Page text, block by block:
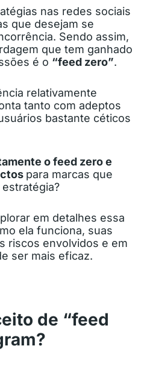
nas redes sociais
que desejam se
Sendo assim,
que tem ganhado
é o “feed zero”.
relativamente
tanto com adeptos
bastante céticos
o feed zero e
para marcas que
em detalhes essa
ela funciona, suas
riscos envolvidos e em
ser mais eficaz.
de “feed